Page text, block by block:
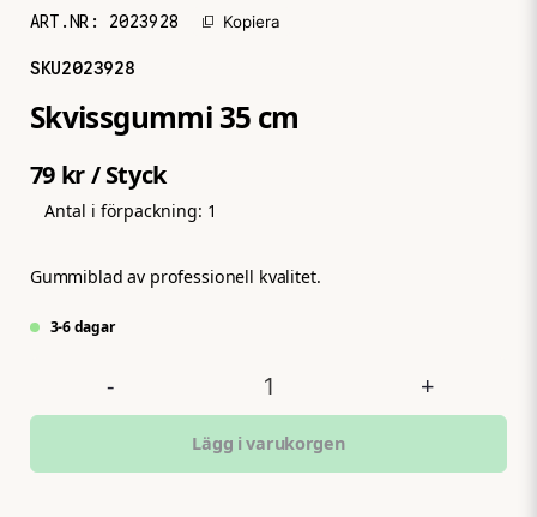
ART.NR: 2023928 Kopiera
SKU2023928
Skvissgummi 35 cm
79 kr/ Styck
Antal i förpackning: 1
Gummiblad av professionell kvalitet.
3-6 dagar
- +
Lägg i varukorgen